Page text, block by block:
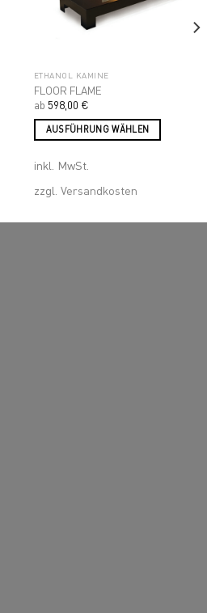
ETHANOL KAMINE
FLOOR FLAME
ab 598,00 €
AUSFÜHRUNG WÄHLEN
Produkt
mehrere
inkl. MwSt.
zzgl. Versandkosten